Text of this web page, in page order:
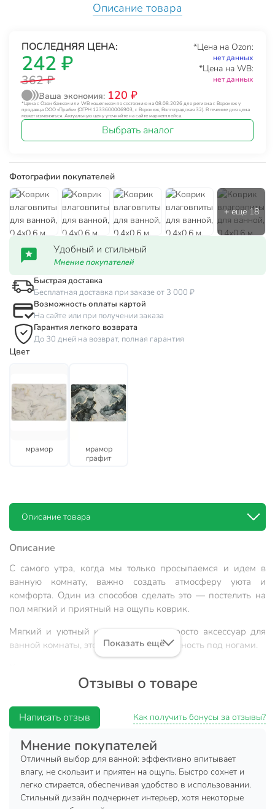
Описание товара
ПОСЛЕДНЯЯ ЦЕНА:
242 ₽
362 ₽
*Цена на Ozon:
нет данных
*Цена на WB:
нет данных
Ваша экономия: 120 ₽
*Цена с Озон банком или WB кошельком по состоянию на 08.08.2026 для региона г. Воронеж у
продавца ООО «Прайм» (ОГРН 1233600006903, г. Воронеж, Волгоградская 32). В течение дня цена
может изменяться. Актуальную цену уточняйте на сайте маркетплейса.
Выбрать аналог
Фотографии покупателей
Удобный и стильный
Мнение покупателей
Быстрая доставка
Бесплатная доставка при заказе от 3 000 ₽
Возможность оплаты картой
На сайте или при получении заказа
Гарантия легкого возврата
До 30 дней на возврат, полная гарантия
Цвет
мрамор
мрамор
графит
Описание товара
Описание
С самого утра, когда мы только просыпаемся и идем в
ванную комнату, важно создать атмосферу уюта и
комфорта. Один из способов сделать это — постелить на
пол мягкий и приятный на ощупь коврик.
Мягкий и уютный коврик - это не просто аксессуар для
ванной комнаты, это комфорт и безопасность под ногами.
Размер: 0.4х0.6 м.
Страна производства: Китай.
Форма: прямоугольный.
Материал: диатомовый ил.
Преимущества:
Обеспечивает мягкость и комфорт под ногами,
особенно после душа или ванны.
Показать ещё
Отзывы о товаре
Написать отзыв Как получить бонусы за отзывы?
Мнение покупателей
Отличный выбор для ванной: эффективно впитывает
влагу, не скользит и приятен на ощупь. Быстро сохнет и
легко стирается, обеспечивая удобство в использовании.
Стильный дизайн подчеркнет интерьер, хотя некоторые